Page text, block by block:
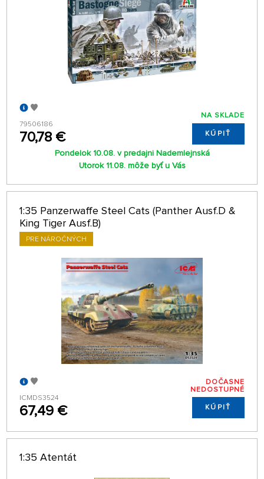
79506186
70,78 €
NA SKLADE
KÚPIŤ
Pondelok 10.08. v predajni Nademlejnská
Utorok 11.08. môže byť u Vás
1:35 Panzerwaffe Steel Cats (Panther Ausf.D &
King Tiger Ausf.B)
PRE NÁROČNÝCH
ICMDS3524
67,49 €
DOČASNE
NEDOSTUPNÉ
KÚPIŤ
1:35 Atentát